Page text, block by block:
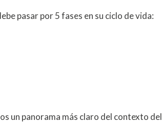
pasar por 5 fases en su ciclo de vida:
un panorama más claro del contexto del